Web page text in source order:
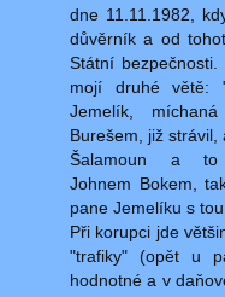
dne 11.11.1982,
důvěrník a od
Státní
mojí druhé větě:
Jemelík,
Burešem, již
Šalamoun a to
Johnem Bokem,
pane Jemelíku s
Při korupci jde
"trafiky" (opět u
hodnotné a v